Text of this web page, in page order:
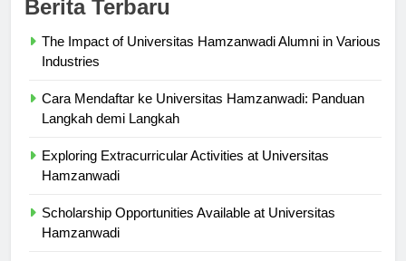
The Impact of Universitas Hamzanwadi Alumni in Various
Cara Mendaftar ke Universitas Hamzanwadi: Panduan
Exploring Extracurricular Activities at Universitas
Scholarship Opportunities Available at Universitas